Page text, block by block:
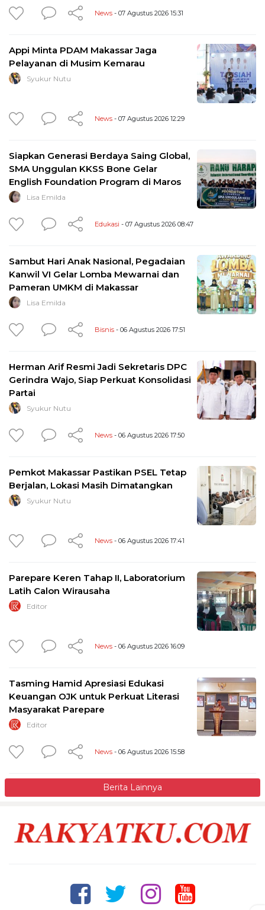
News - 07 Agustus 2026 15:31
Appi Minta PDAM Makassar Jaga
Pelayanan di Musim Kemarau
Syukur Nutu
News - 07 Agustus 2026 12:29
Siapkan Generasi Berdaya Saing Global,
SMA Unggulan KKSS Bone Gelar
English Foundation Program di Maros
Lisa Emilda
Edukasi - 07 Agustus 2026 08:47
Sambut Hari Anak Nasional, Pegadaian
Kanwil VI Gelar Lomba Mewarnai dan
Pameran UMKM di Makassar
Lisa Emilda
Bisnis - 06 Agustus 2026 17:51
Herman Arif Resmi Jadi Sekretaris DPC
Gerindra Wajo, Siap Perkuat Konsolidasi
Partai
Syukur Nutu
News - 06 Agustus 2026 17:50
Pemkot Makassar Pastikan PSEL Tetap
Berjalan, Lokasi Masih Dimatangkan
Syukur Nutu
News - 06 Agustus 2026 17:41
Parepare Keren Tahap II, Laboratorium
Latih Calon Wirausaha
Editor
News - 06 Agustus 2026 16:09
Tasming Hamid Apresiasi Edukasi
Keuangan OJK untuk Perkuat Literasi
Masyarakat Parepare
Editor
News - 06 Agustus 2026 15:58
Berita Lainnya